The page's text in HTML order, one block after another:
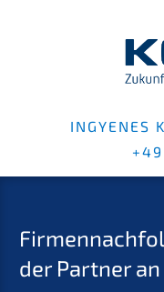
INGYENES
der Partner